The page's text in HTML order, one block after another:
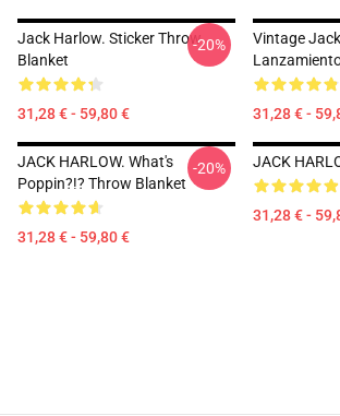
Jack Harlow. Sticker Throw
Blanket
31,28 € - 59,80 €
-20%
Vintage
31,28 € -
JACK HARLOW. What's
Poppin?!? Throw Blanket
31,28 € - 59,80 €
-20% JACK
31,28 € -